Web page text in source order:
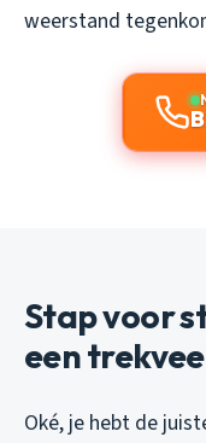
weerstand
Stap voor
een
Oké, je hebt de